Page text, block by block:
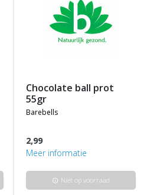
chocolate ball prot
55gr
barebells
2,99
Meer informatie
info Niet op voorraad